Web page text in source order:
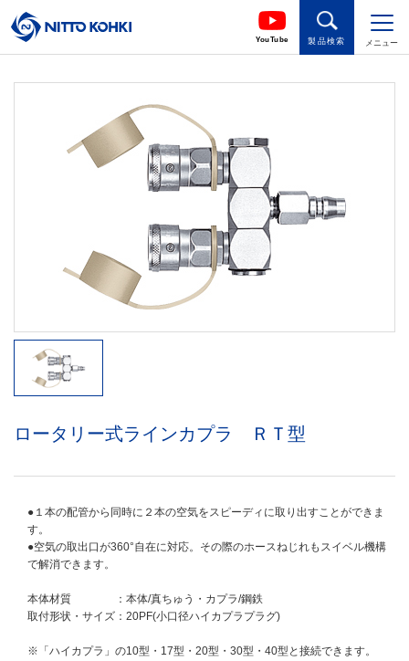
YouTube 製品検索 メニュー
ロータリー式ラインカプラ　ＲＴ型
●１本の配管から同時に２本の空気をスピーディに取り出すことができま
す。
●空気の取出口が360°自在に対応。その際のホースねじれもスイベル機構
で解消できます。
本体材質 ：本体/真ちゅう・カプラ/鋼鉄
取付形状・サイズ：20PF(小口径ハイカプラプラグ)
※「ハイカプラ」の10型・17型・20型・30型・40型と接続できます。